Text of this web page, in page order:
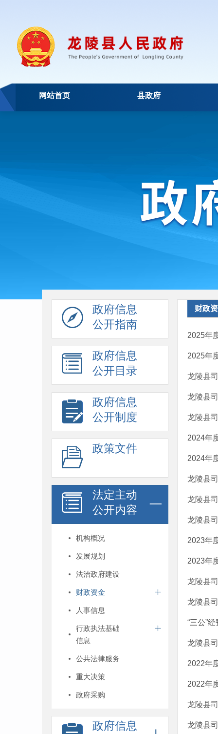
网站首页 县政府
政府信息
公开指南
政府信息
公开目录
政府信息
公开制度
政策文件
法定主动
公开内容
机构概况
发展规划
法治政府建设
财政资金
人事信息
行政执法基础
信息
公共法律服务
重大决策
政府采购
政府信息
财政
2025年
2025年
龙陵县
龙陵县
龙陵县
2024年
2024年
龙陵县
龙陵县
龙陵县
2023年
2023年
龙陵县
龙陵县
“三公”
龙陵县
2022年
2022年
龙陵县
龙陵县